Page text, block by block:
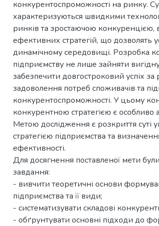
конкурентоспроможності на ринку.
характеризуються швидкими
ринків та зростаючою конкуренцією,
ефективних стратегій, що дозволять
динамічному середовищі. Розробка
підприємству не лише зайняти
забезпечити довгостроковий успіх
задоволення потреб споживачів та
конкурентоспроможності. У цьому
конкурентною стратегією є особливо
Метою дослідження є розкриття суті
стратегією підприємства та
ефективності.
Для досягнення поставленої мети
завдання:
- вивчити теоретичні основи
підприємства та її види;
- систематизувати складові
- обґрунтувати основні підходи до